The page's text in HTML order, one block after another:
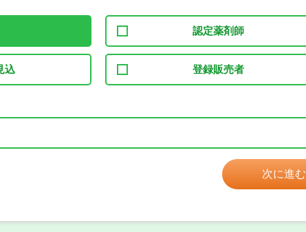
認定薬剤師
込 登録販売者
次に進む